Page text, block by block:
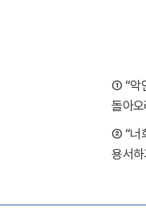
①“악
돌아
②“너
용서